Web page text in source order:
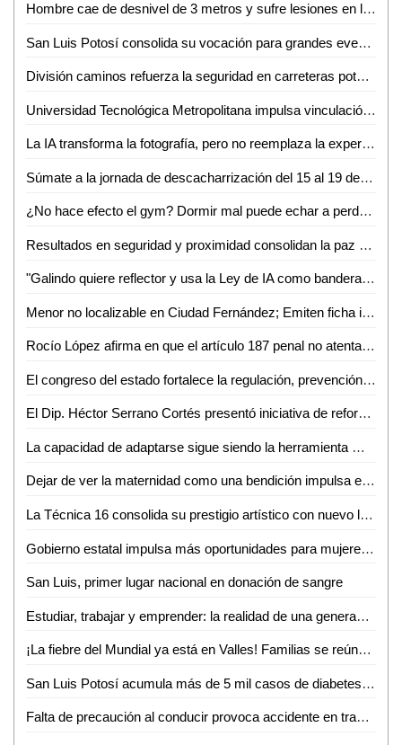
Hombre cae de desnivel de 3 metros y sufre lesiones en la cabeza
San Luis Potosí consolida su vocación para grandes eventos con seguridad y tranquilidad
División caminos refuerza la seguridad en carreteras potosinas
Universidad Tecnológica Metropolitana impulsa vinculación educativa y formación laboral
La IA transforma la fotografía, pero no reemplaza la experiencia humana: Salvador Castro
Súmate a la jornada de descacharrización del 15 al 19 de junio
¿No hace efecto el gym? Dormir mal puede echar a perder horas de ejercicio
Resultados en seguridad y proximidad consolidan la paz y tranquilidad de las familias
"Galindo quiere reflector y usa la Ley de IA como bandera política": Héctor Serrano
Menor no localizable en Ciudad Fernández; Emiten ficha informativa para su búsqueda
Rocío López afirma en que el artículo 187 penal no atenta contra el periodismo ético
El congreso del estado fortalece la regulación, prevención y combate de incendios forestales en San Luis Potosí
El Dip. Héctor Serrano Cortés presentó iniciativa de reforma a la ley orgánica del tribunal electoral del estado
La capacidad de adaptarse sigue siendo la herramienta más valiosa para emprender: Laura Soria
Dejar de ver la maternidad como una bendición impulsa el aumento de abortos en México
La Técnica 16 consolida su prestigio artístico con nuevo logro estatal
Gobierno estatal impulsa más oportunidades para mujeres en el autotransporte
San Luis, primer lugar nacional en donación de sangre
Estudiar, trabajar y emprender: la realidad de una generación que busca salir adelante
¡La fiebre del Mundial ya está en Valles! Familias se reúnen para completar el álbum
San Luis Potosí acumula más de 5 mil casos de diabetes tipo II en lo que va de 2026
Falta de precaución al conducir provoca accidente en transitado cruce de la colonia Obrera